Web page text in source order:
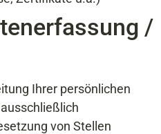
/
Ihrer persönlichen
von Stellen